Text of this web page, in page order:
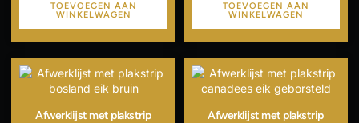
TOEVOEGEN AAN
WINKELWAGEN
TOEVOEGEN AAN
WINKELWAGEN
Afwerklijst met plakstrip
Afwerklijst met plakstrip